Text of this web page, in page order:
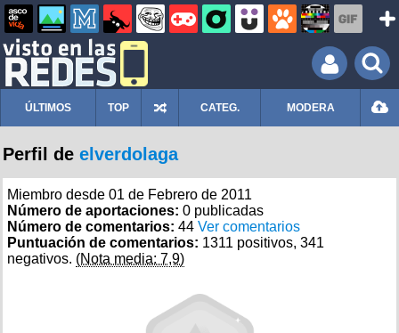
ÚLTIMOS TOP CATEG. MODERA
Perfil de elverdolaga
Miembro desde 01 de Febrero de 2011
Número de aportaciones: 0 publicadas
Número de comentarios: 44 Ver comentarios
Puntuación de comentarios: 1311 positivos, 341
negativos. (Nota media: 7,9)